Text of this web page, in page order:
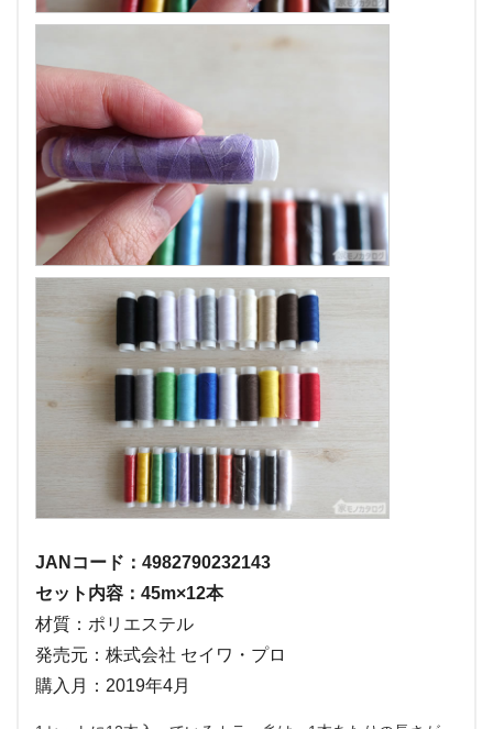
JANコード：4982790232143
セット内容：45m×12本
材質：ポリエステル
発売元：株式会社 セイワ・プロ
購入月：2019年4月